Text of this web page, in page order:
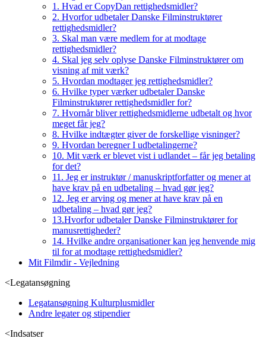
1. Hvad er CopyDan rettighedsmidler?
2. Hvorfor udbetaler Danske Filminstruktører
rettighedsmidler?
3. Skal man være medlem for at modtage
rettighedsmidler?
4. Skal jeg selv oplyse Danske Filminstruktører om
visning af mit værk?
5. Hvordan modtager jeg rettighedsmidler?
6. Hvilke typer værker udbetaler Danske
Filminstruktører rettighedsmidler for?
7. Hvornår bliver rettighedsmidlerne udbetalt og hvor
meget får jeg?
8. Hvilke indtægter giver de forskellige visninger?
9. Hvordan beregner I udbetalingerne?
10. Mit værk er blevet vist i udlandet – får jeg betaling
for det?
11. Jeg er instruktør / manuskriptforfatter og mener at
have krav på en udbetaling – hvad gør jeg?
12. Jeg er arving og mener at have krav på en
udbetaling – hvad gør jeg?
13.Hvorfor udbetaler Danske Filminstruktører for
manusrettigheder?
14. Hvilke andre organisationer kan jeg henvende mig
til for at modtage rettighedsmidler?
Mit Filmdir - Vejledning
<Legatansøgning
Legatansøgning Kulturplusmidler
Andre legater og stipendier
<Indsatser